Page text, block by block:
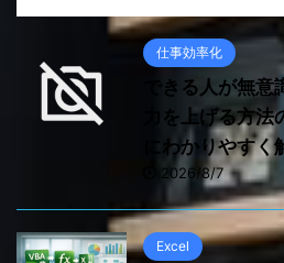
仕事効率化
できる人が無
力を上げる方
にわかりやすく
2026/8/7
Excel